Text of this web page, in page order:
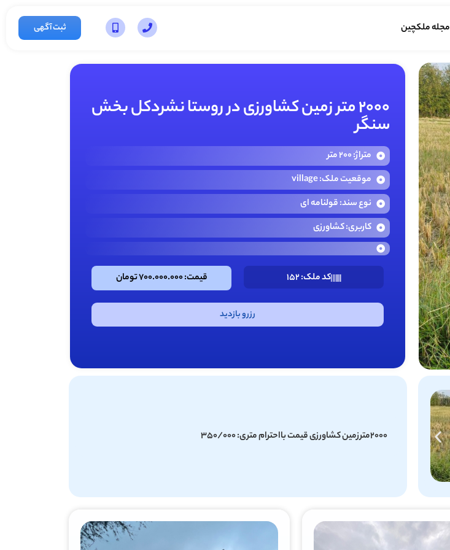
مجله ملکچین ثبت آگهی
2000 متر زمین کشاورزی در روستا نشردکل بخش
سنگر
متراژ: 200 متر
موقعیت ملک: village
نوع سند: قولنامه ای
کاربری: کشاورزی
کد ملک: 152 قیمت: 700.000.000 تومان
رزرو بازدید
2000مترزمین کشاورزی قیمت بااحترام متری: 350/000